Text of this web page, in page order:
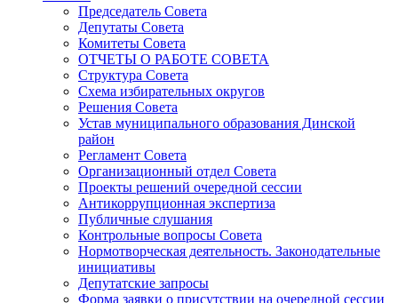
Председатель Совета
Депутаты Совета
Комитеты Совета
ОТЧЕТЫ О РАБОТЕ СОВЕТА
Структура Совета
Схема избирательных округов
Решения Совета
Устав муниципального образования Динской
район
Регламент Совета
Организационный отдел Совета
Проекты решений очередной сессии
Антикоррупционная экспертиза
Публичные слушания
Контрольные вопросы Совета
Нормотворческая деятельность. Законодательные
инициативы
Депутатские запросы
Форма заявки о присутствии на очередной сессии